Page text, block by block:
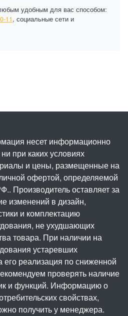
удобным для вас способом:
11, социальные сети и
несет информационно
при каких условиях
и цены, размещенные на
офертой, определяемой
Производитель оставляет за
изменений в дизайн,
и комплектацию
не ухудшающих
товара. При наличии на
устаревших
реализация по сниженной
проверять наличие
и функций. Информацию о
свойствах,
получить у менеджера.